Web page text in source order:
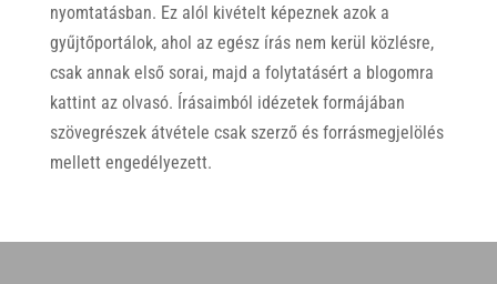
nyomtatásban. Ez alól kivételt képeznek azok a
gyűjtőportálok, ahol az egész írás nem kerül közlésre,
csak annak első sorai, majd a folytatásért a blogomra
kattint az olvasó. Írásaimból idézetek formájában
szövegrészek átvétele csak szerző és forrásmegjelölés
mellett engedélyezett.